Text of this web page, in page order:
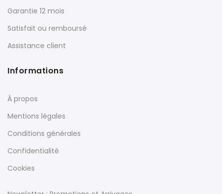
Garantie 12 mois
Satisfait ou remboursé
Assistance client
Informations
À propos
Mentions légales
Conditions générales
Confidentialité
Cookies